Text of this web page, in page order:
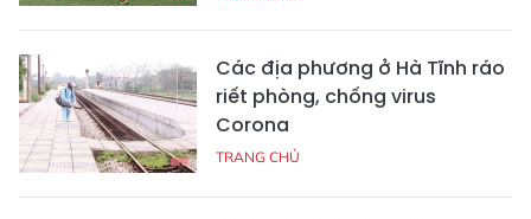
Các địa phương ở Hà Tĩnh ráo
riết phòng, chống virus
Corona
TRANG CHỦ